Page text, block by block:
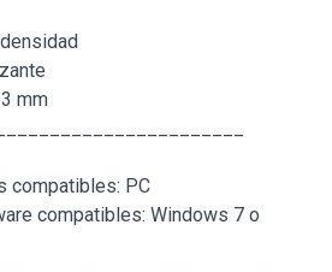
mm
compatibles: PC
compatibles: Windows 7 o